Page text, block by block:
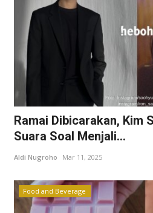
Ramai Dibicarakan, Kim
Suara Soal Menjali...
Aldi Nugroho Mar 11, 2025
Food and Beverage